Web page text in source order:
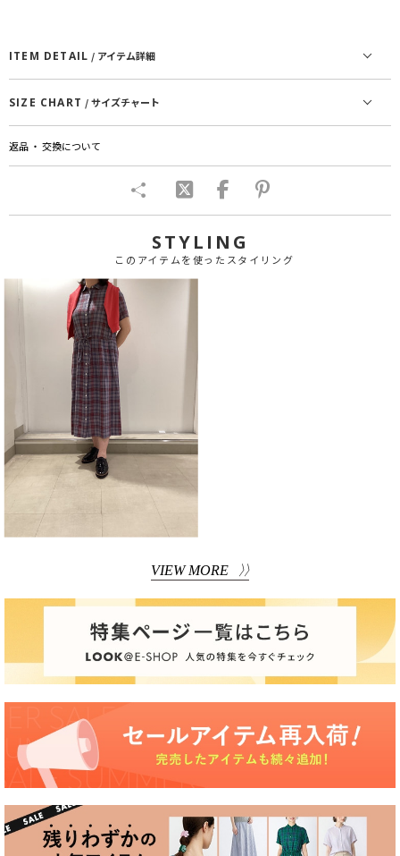
ITEM DETAIL / アイテム詳細
SIZE CHART / サイズチャート
返品 ・ 交換について
STYLING
このアイテムを使ったスタイリング
VIEW MORE